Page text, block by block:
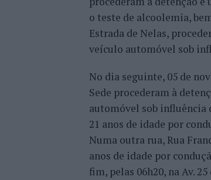
o teste de alcoolemia,
Estrada de Nelas,
veículo automóvel sob
No dia seguinte, 05 de
Sede procederam à
automóvel sob influência
21 anos de idade por
Numa outra rua, Rua
anos de idade por
fim, pelas 06h20, na Av.